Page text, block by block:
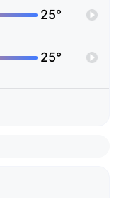
25°
25°